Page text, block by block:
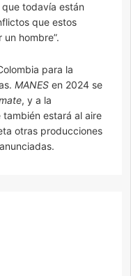
todavía están
que estos
hombre”.
para la
MANES en 2024 se
, y a la
también estará al aire
otras producciones